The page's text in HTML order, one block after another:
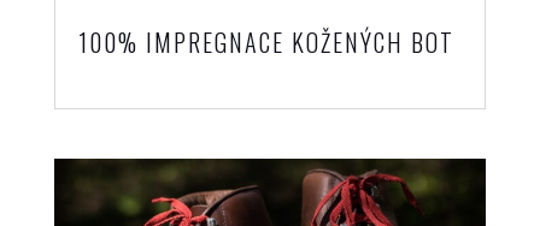
100% IMPREGNACE KOŽENÝCH BOT